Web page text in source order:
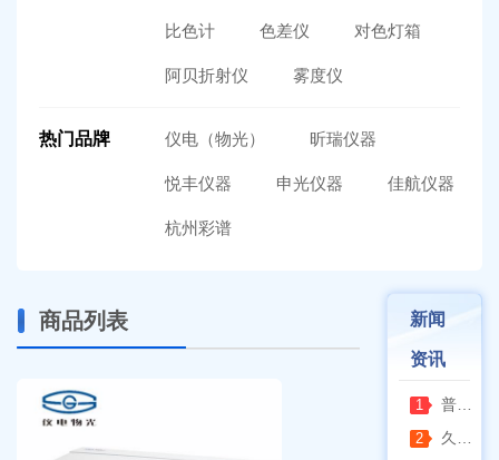
比色计 色差仪 对色灯箱
阿贝折射仪 雾度仪
热门品牌 仪电（物光） 昕瑞仪器
悦丰仪器 申光仪器 佳航仪器
杭州彩谱
商品列表 新闻
资讯
1 普通烘箱和耐腐蚀烘箱区分
2 久兴医疗高压蒸汽灭菌器：制药科研灭菌的可靠之选